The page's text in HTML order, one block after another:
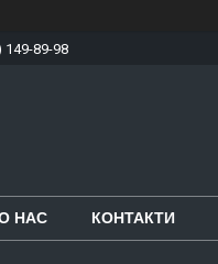
149-89-98
НАС КОНТАКТИ